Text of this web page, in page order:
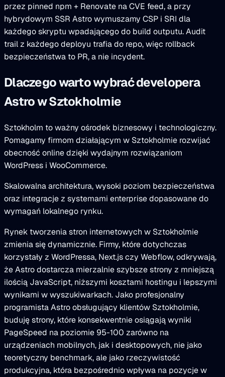
przez pinned npm + Renovate na CVE feed, a przy
hybrydowym SSR Astro wymuszamy CSP i SRI dla
każdego skryptu wpadającego do build outputu. Audit
trail z każdego deployu trafia do repo, więc rollback
bezpieczeństwa to PR, a nie incydent.
Dlaczego warto wybrać developera
Astro w Sztokholmie
Sztokholm to ważny ośrodek biznesowy i technologiczny.
Pomagamy firmom działającym w Sztokholmie rozwijać
obecność online dzięki wydajnym rozwiązaniom
WordPress i WooCommerce.
Skalowalna architektura, wysoki poziom bezpieczeństwa
oraz integracje z systemami enterprise dopasowane do
wymagań lokalnego rynku.
Rynek tworzenia stron internetowych w Sztokholmie
zmienia się dynamicznie. Firmy, które dotychczas
korzystały z WordPressa, Next.js czy Webflow, odkrywają,
że Astro dostarcza mierzalnie szybsze strony z mniejszą
ilością JavaScript, niższymi kosztami hostingu i lepszymi
wynikami w wyszukiwarkach. Jako profesjonalny
programista Astro obsługujący klientów Sztokholmie,
buduję strony, które konsekwentnie osiągają wyniki
PageSpeed na poziomie 95-100 zarówno na
urządzeniach mobilnych, jak i desktopowych, nie jako
teoretyczny benchmark, ale jako rzeczywistość
produkcyjna, która bezpośrednio wpływa na pozycje w